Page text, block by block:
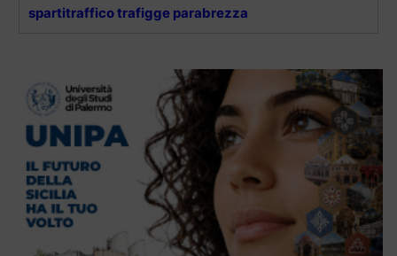
spartitraffico trafigge parabrezza